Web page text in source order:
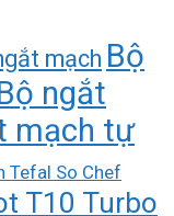
mạch Bộ
ngắt
mạch tự
Tefal So Chef
T10 Turbo